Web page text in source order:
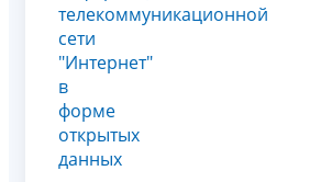
телекоммуникационной
сети
"Интернет"
в
форме
открытых
данных